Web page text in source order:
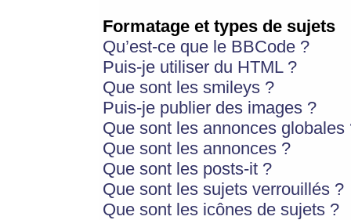
Formatage et types de sujets
Qu’est-ce que le BBCode ?
Puis-je utiliser du HTML ?
Que sont les smileys ?
Puis-je publier des images ?
Que sont les annonces globales
Que sont les annonces ?
Que sont les posts-it ?
Que sont les sujets verrouillés ?
Que sont les icônes de sujets ?